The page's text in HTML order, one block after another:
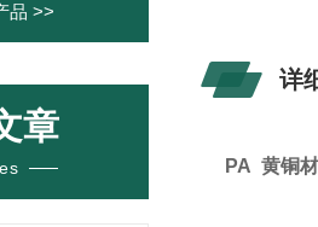
品 >>
章
详
PA 黄铜